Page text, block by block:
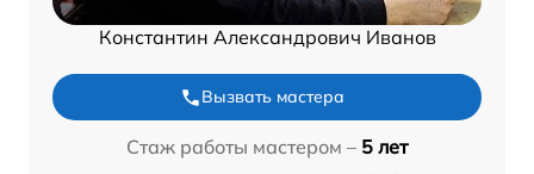
Константин Александрович Иванов
Вызвать мастера
Стаж работы мастером – 5 лет